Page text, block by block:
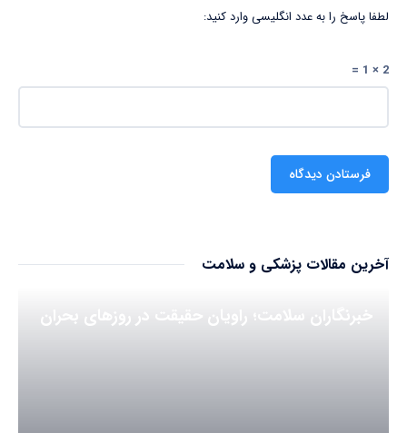
لطفا پاسخ را به عدد انگلیسی وارد کنید:
2 × 1 =
آخرین مقالات پزشکی و سلامت
خبرنگاران سلامت؛ راویان حقیقت در روزهای بحران